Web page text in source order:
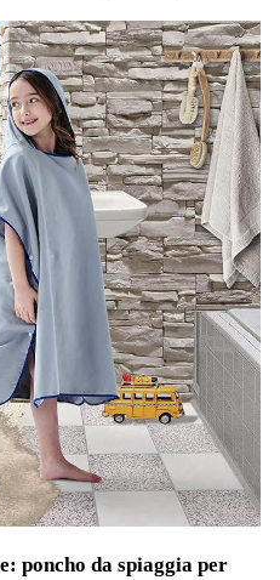
le esigenze
consegna che con
OEM/ODM...
poncho da spiaggia per